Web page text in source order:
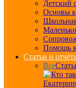
Детский
Основы
Помощь
Статьи и
Все